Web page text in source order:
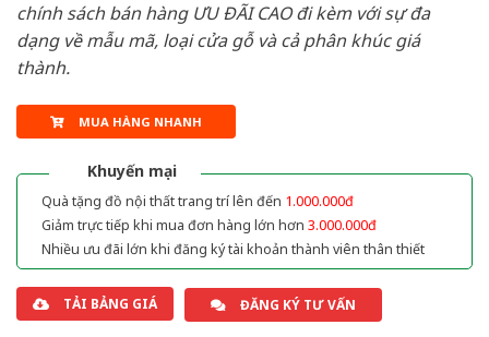
chính sách bán hàng ƯU ĐÃI CAO đi kèm với sự đa
dạng về mẫu mã, loại cửa gỗ và cả phân khúc giá
thành.
MUA HÀNG NHANH
Khuyến mại
Quà tặng đồ nội thất trang trí lên đến 1.000.000đ
Giảm trực tiếp khi mua đơn hàng lớn hơn 3.000.000đ
Nhiều ưu đãi lớn khi đăng ký tài khoản thành viên thân thiết
TẢI BẢNG GIÁ ĐĂNG KÝ TƯ VẤN